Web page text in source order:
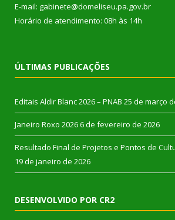
E-mail: gabinete@domeliseu.pa.gov.br
Horário de atendimento: 08h às 14h
ÚLTIMAS PUBLICAÇÕES
Editais Aldir Blanc 2026 – PNAB 25 de março
Janeiro Roxo 2026 6 de fevereiro de 2026
Resultado Final de Projetos e Pontos de
19 de janeiro de 2026
DESENVOLVIDO POR CR2